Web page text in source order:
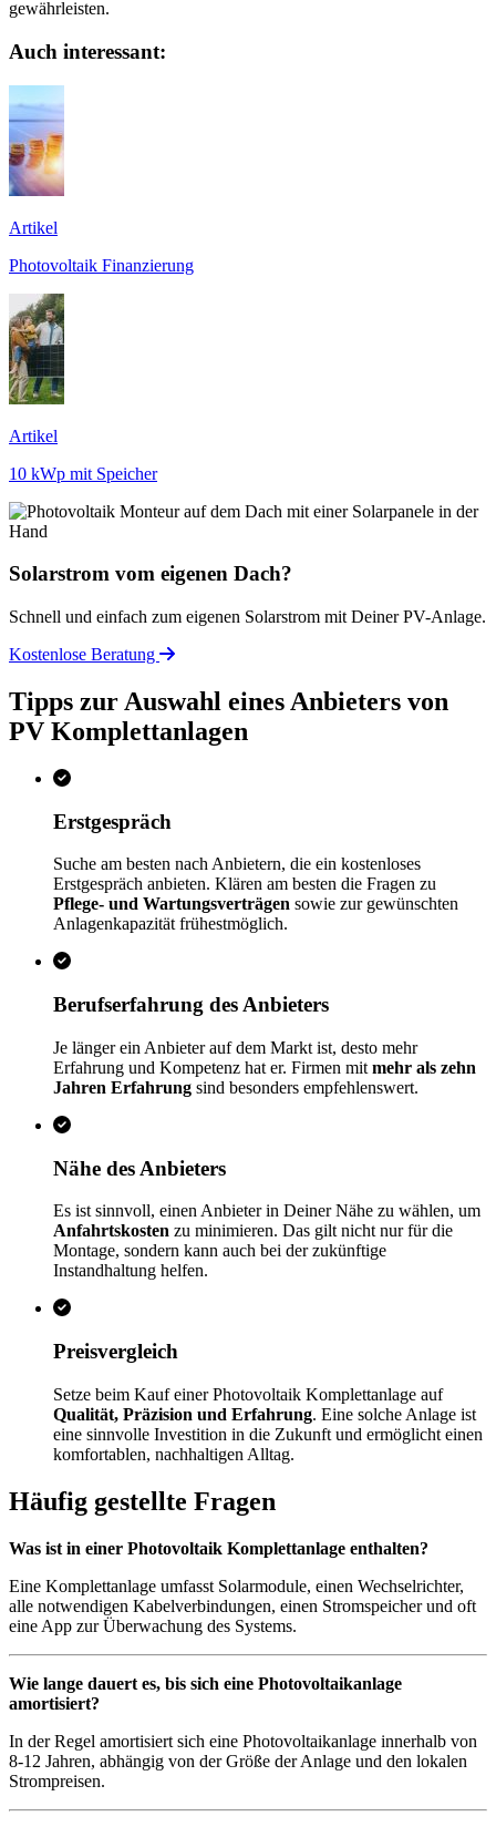
gewährleisten.
Auch interessant:
Artikel
Photovoltaik Finanzierung
Artikel
10 kWp mit Speicher
Solarstrom vom eigenen Dach?
Schnell und einfach zum eigenen Solarstrom mit Deiner PV-Anlage.
Kostenlose Beratung
Tipps zur Auswahl eines Anbieters von
PV Komplettanlagen
Erstgespräch
Suche am besten nach Anbietern, die ein kostenloses
Erstgespräch anbieten. Klären am besten die Fragen zu
Pflege- und Wartungsverträgen sowie zur gewünschten
Anlagenkapazität frühestmöglich.
Berufserfahrung des Anbieters
Je länger ein Anbieter auf dem Markt ist, desto mehr
Erfahrung und Kompetenz hat er. Firmen mit mehr als zehn
Jahren Erfahrung sind besonders empfehlenswert.
Nähe des Anbieters
Es ist sinnvoll, einen Anbieter in Deiner Nähe zu wählen, um
Anfahrtskosten zu minimieren. Das gilt nicht nur für die
Montage, sondern kann auch bei der zukünftige
Instandhaltung helfen.
Preisvergleich
Setze beim Kauf einer Photovoltaik Komplettanlage auf
Qualität, Präzision und Erfahrung. Eine solche Anlage ist
eine sinnvolle Investition in die Zukunft und ermöglicht einen
komfortablen, nachhaltigen Alltag.
Häufig gestellte Fragen
Was ist in einer Photovoltaik Komplettanlage enthalten?
Eine Komplettanlage umfasst Solarmodule, einen Wechselrichter,
alle notwendigen Kabelverbindungen, einen Stromspeicher und oft
eine App zur Überwachung des Systems.
Wie lange dauert es, bis sich eine Photovoltaikanlage
amortisiert?
In der Regel amortisiert sich eine Photovoltaikanlage innerhalb von
8-12 Jahren, abhängig von der Größe der Anlage und den lokalen
Strompreisen.